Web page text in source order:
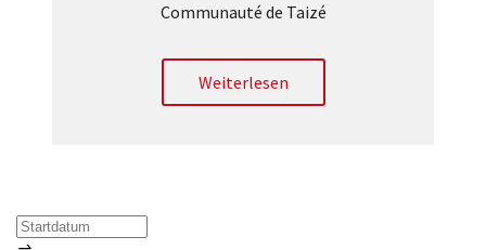
Communauté de Taizé
Weiterlesen